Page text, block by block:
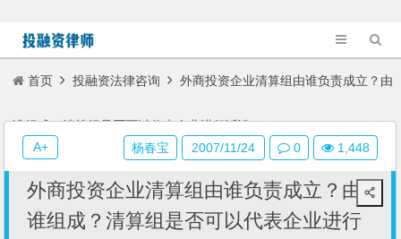
首页 投融资法律咨询 外商投资企业清算组由谁负责成立？由
谁组成？清算组是否可以代表企业进行诉讼？
外商投资企业清算组由谁负责成立？由
谁组成？清算组是否可以代表企业进行
杨春宝 2007/11/24 0 1,448
A+